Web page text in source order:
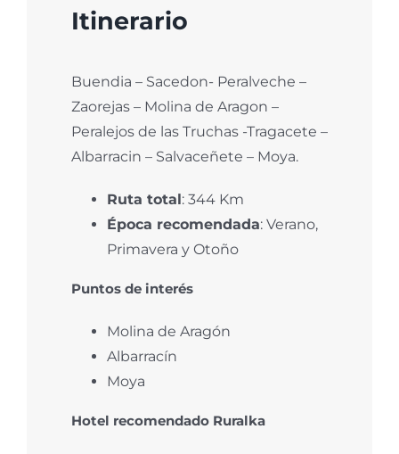
Itinerario
Buendia – Sacedon- Peralveche –
Zaorejas – Molina de Aragon –
Peralejos de las Truchas -Tragacete –
Albarracin – Salvaceñete – Moya.
Ruta total : 344 Km
Época recomendada: Verano,
Primavera y Otoño
Puntos de interés
Molina de Aragón
Albarracín
Moya
Hotel recomendado Ruralka